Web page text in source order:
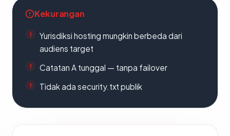
Kekurangan
Yurisdiksi hosting mungkin berbeda dari
audiens target
Catatan A tunggal — tanpa failover
Tidak ada security.txt publik